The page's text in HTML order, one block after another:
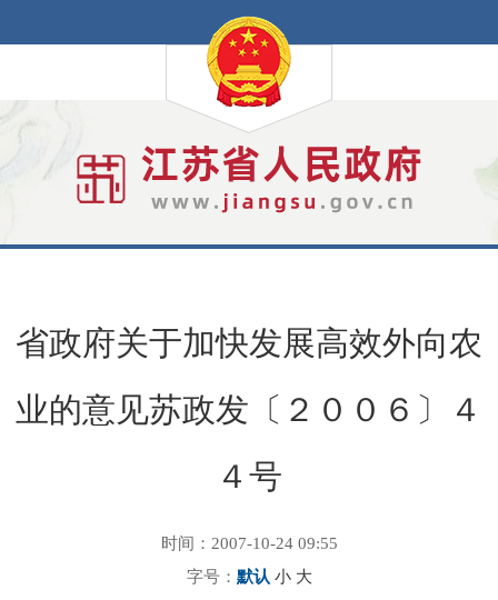
省政府关于加快发展高效外向农
业的意见苏政发〔２００６〕４
４号
时间：2007-10-24 09:55
字号： 默认 小 大